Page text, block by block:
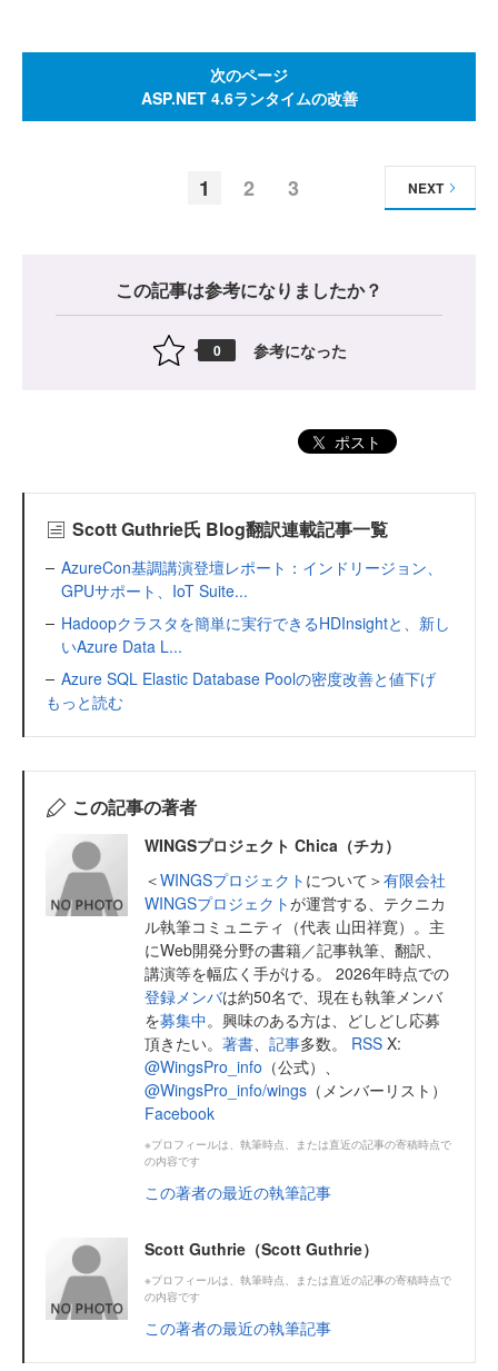
次のページ
ASP.NET 4.6ランタイムの改善
1 2 3 NEXT
この記事は参考になりましたか？
0 参考になった
ポスト
Scott Guthrie氏 Blog翻訳連載記事一覧
AzureCon基調講演登壇レポート：インドリージョン、
GPUサポート、IoT Suite...
Hadoopクラスタを簡単に実行できるHDInsightと、新し
いAzure Data L...
Azure SQL Elastic Database Poolの密度改善と値下げ
もっと読む
この記事の著者
WINGSプロジェクト Chica（チカ）
＜WINGSプロジェクト について＞有限会社
WINGSプロジェクトが運営する、テクニカ
ル執筆コミュニティ（代表 山田祥寛）。主
にWeb開発分野の書籍／記事執筆、翻訳、
講演等を幅広く手がける。 2026年時点での
登録メンバは約50名で、現在も執筆メンバ
を募集中。興味のある方は、どしどし応募
頂きたい。 著書、 記事多数。 RSS X:
@WingsPro_info （公式）、
@WingsPro_info/wings （メンバーリスト）
Facebook
※プロフィールは、執筆時点、または直近の記事の寄稿時点で
の内容です
この著者の最近の執筆記事
Scott Guthrie（Scott Guthrie）
※プロフィールは、執筆時点、または直近の記事の寄稿時点で
の内容です
この著者の最近の執筆記事